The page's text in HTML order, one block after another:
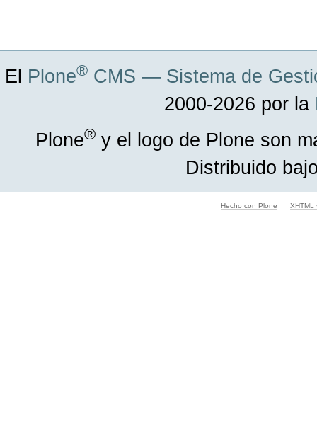
El Plone®CMS — Sistema de
2000-2026 por la
Plone®y el logo de Plone son
Distribuido
Hecho con Plone XHTML